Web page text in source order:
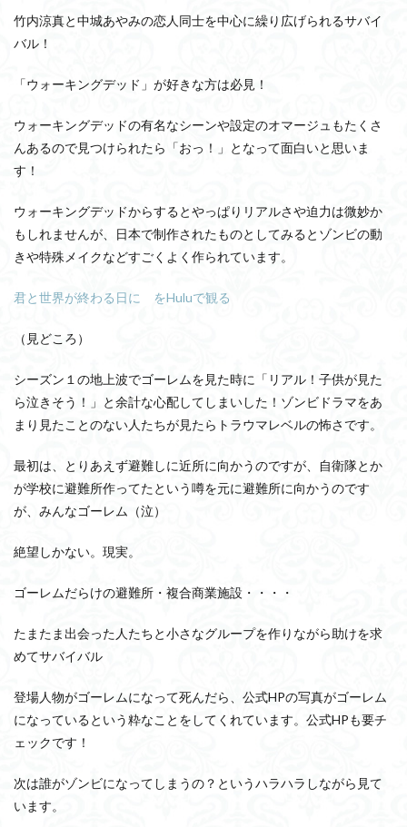
竹内涼真と中城あやみの恋人同士を中心に繰り広げられるサバイ
バル！
「ウォーキングデッド」が好きな方は必見！
ウォーキングデッドの有名なシーンや設定のオマージュもたくさ
んあるので見つけられたら「おっ！」となって面白いと思いま
す！
ウォーキングデッドからするとやっぱりリアルさや迫力は微妙か
もしれませんが、日本で制作されたものとしてみるとゾンビの動
きや特殊メイクなどすごくよく作られています。
君と世界が終わる日に をHuluで観る
（見どころ）
シーズン１ の地上波でゴーレムを見た時に「リアル！子供が見た
ら泣きそう！」と余計な心配してしまいした！ゾンビドラマをあ
まり見たことのない人たちが見たらトラウマレベルの怖さです。
最初は、とりあえず避難しに近所に向かうのですが、自衛隊とか
が学校に避難所作ってたという噂を元に避難所に向かうのです
が、みんなゴーレム（泣）
絶望しかない。現実。
ゴーレムだらけの避難所・複合商業施設・・・・
たまたま出会った人たちと小さなグループを作りながら助けを求
めてサバイバル
登場人物がゴーレムになって死んだら、公式HPの写真がゴーレム
になっているという粋なことをしてくれています。公式HPも要チ
ェックです！
次は誰がゾンビになってしまうの？というハラハラしながら見て
います。